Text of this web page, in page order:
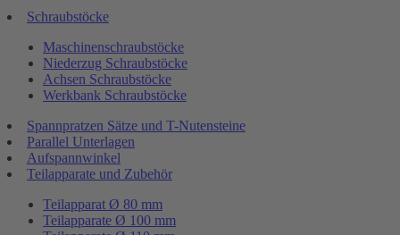
Schraubstöcke
Maschinenschraubstöcke
Niederzug Schraubstöcke
Achsen Schraubstöcke
Werkbank Schraubstöcke
Spannpratzen Sätze und T-Nutensteine
Parallel Unterlagen
Aufspannwinkel
Teilapparate und Zubehör
Teilapparat Ø 80 mm
Teilapparate Ø 100 mm